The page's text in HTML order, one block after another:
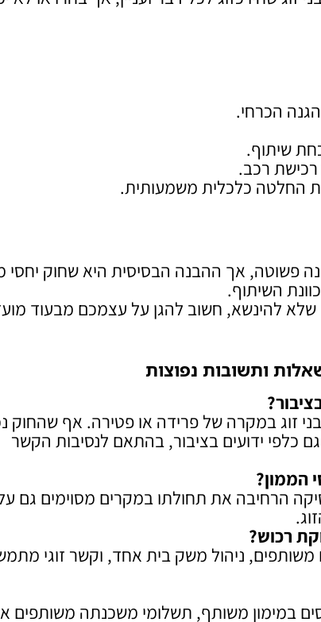
הכרחי.
שיתוף.
רכישת רכב.
החלטה כלכלית משמעותית.
פשוטה, אך ההבנה הבסיסית היא שחוק יחסי
השיתוף.
שלא להינשא, חשוב להגן על עצמכם מבעוד
ותשובות נפוצות
?
זוג במקרה של פרידה או פטירה. אף שהחוק
כלפי ידועים בציבור, בהתאם לנסיבות הקשר
הממון?
הרחיבה את תחולתו במקרים מסוימים גם
רכוש?
משותפים, ניהול משק בית אחד, וקשר זוגי
במימון משותף, תשלומי משכנתה משותפים